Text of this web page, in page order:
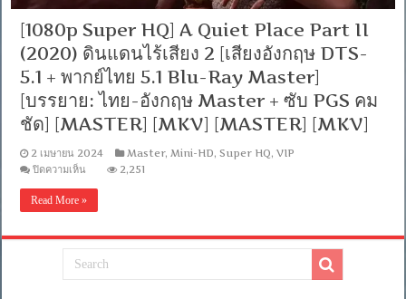
[1080p Super HQ] A Quiet Place Part II
(2020) ดินแดนไร้เสียง 2 [เสียงอังกฤษ DTS-
5.1 + พากย์ไทย 5.1 Blu-Ray Master]
[บรรยาย: ไทย-อังกฤษ Master + ซับ PGS คม
ชัด] [MASTER] [MKV] [MASTER] [MKV]
2 เมษายน 2024 Master, Mini-HD,Super HQ,VIP
ปิดความเห็น
HQ]
Quiet
Part
II
2,251
Read More »